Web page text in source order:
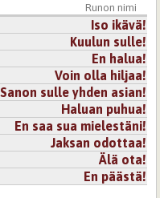
Runon nimi
Iso ikävä!
Kuulun sulle!
En halua!
Voin olla hiljaa!
Sanon sulle yhden asian!
Haluan puhua!
En saa sua mielestäni!
Jaksan odottaa!
Älä ota!
En päästä!